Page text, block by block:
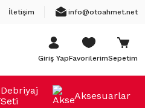
İletişim info@otoahmet.net
Giriş YapFavorilerimSepetim
Debriyaj
Seti
Aksesuarlar